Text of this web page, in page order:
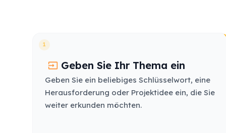
1
Geben Sie Ihr Thema ein
Geben Sie ein beliebiges Schlüsselwort, eine
Herausforderung oder Projektidee ein, die Sie
weiter erkunden möchten.